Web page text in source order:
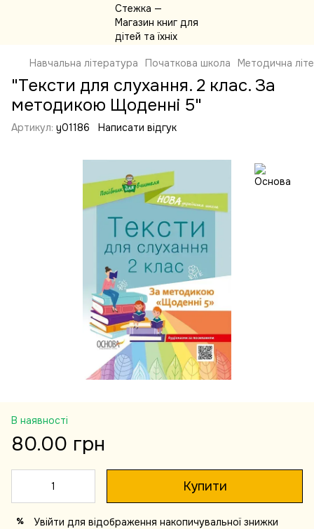
Навчальна література Початкова школа Методична
"Тексти для слухання. 2 клас. За
методикою Щоденні 5"
Артикул: y01186 Написати відгук
В наявності
80.00 грн
Купити
% Увійти для відображення накопичувальної знижки